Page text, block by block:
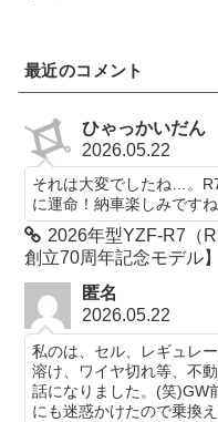
最近のコメント
ひゃっかいだん
2026.05.22
それは大変でしたね…。
に運命！納車楽しみですね
2026年型YZF-R7（
創立70周年記念モデル】
匿名
2026.05.22
私のは、セル、レギュレ
溶け、ワイヤ切れ等、不
話になりました。(笑)GW
にも迷惑かけたので乗換